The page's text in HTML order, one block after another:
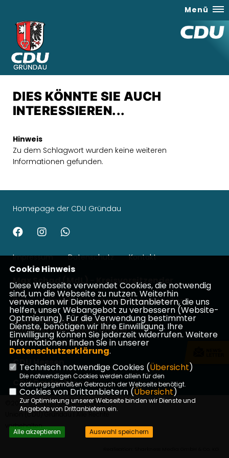
Menü
DIES KÖNNTE SIE AUCH
INTERESSIEREN...
Hinweis
Zu dem Schlagwort wurden keine weiteren
Informationen gefunden.
Homepage der CDU Gründau
Impressum Datenschutz Kontakt
Max Schad (MdL) - Kreisvorsitzender
Patrick Appel - Landtagsabgeordneter
Johannes Wiegelmann -
Bundestagsabgeordneter
CDU Main-Kinzig
CDU Hessen
CDU Deutschland
©2026 Christlich Demokratische
Union (CDU) Gründau | Alle Rechte
vorbehalten.
Cookie Hinweis
Diese Webseite verwendet Cookies, die notwendig
sind, um die Webseite zu nutzen. Weiterhin
verwenden wir Dienste von Drittanbietern, die uns
helfen, unser Webangebot zu verbessern (Website-
Optmierung). Für die Verwendung bestimmter
Dienste, benötigen wir Ihre Einwilligung. Ihre
Einwilligung können Sie jederzeit widerrufen. Weitere
Informationen finden Sie in unserer
Datenschutzerklärung.
Technisch notwendige Cookies (Übersicht)
Die notwendigen Cookies werden allein für den
ordnungsgemäßen Gebrauch der Webseite benötigt.
Cookies von Drittanbietern (Übersicht)
Zur Optimierung unserer Webseite binden wir Dienste und
Angebote von Drittanbietern ein.
Alle akzeptieren Auswahl speichern